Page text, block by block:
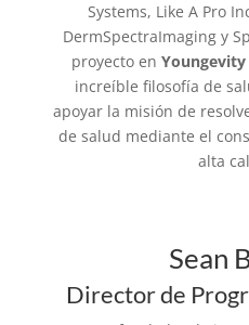
Systems, Like A Pro
DermSpectraImaging y
proyecto en Youngevity
increíble filosofía de
apoyar la misión de
de salud mediante el
alta
Sean
Director de